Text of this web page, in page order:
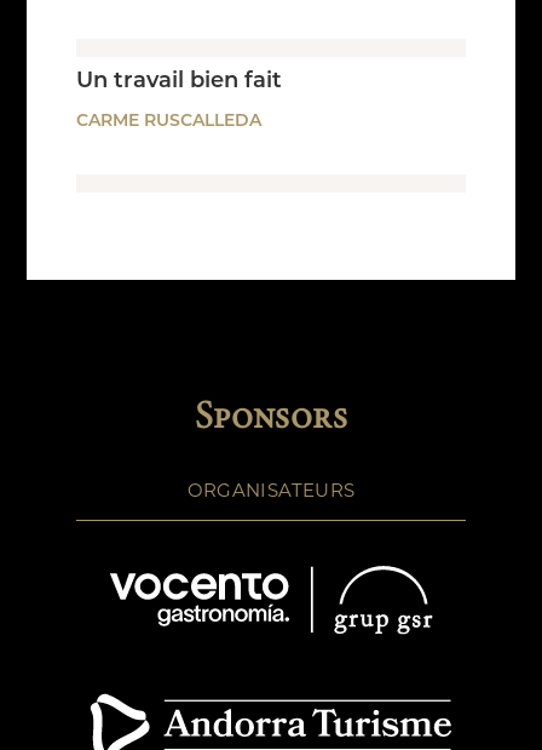
Un travail bien fait
CARME RUSCALLEDA
Sponsors
ORGANISATEURS